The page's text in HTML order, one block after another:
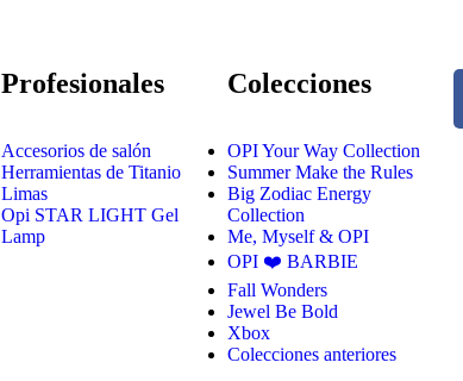
Profesionales
Accesorios de salón
Herramientas de Titanio
Limas
Opi STAR LIGHT Gel
Lamp
Colecciones
OPI Your Way Collection
Summer Make the Rules
Big Zodiac Energy
Collection
Me, Myself & OPI
OPI ❤️ BARBIE
Fall Wonders
Jewel Be Bold
Xbox
Colecciones anteriores